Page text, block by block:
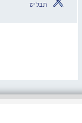
תבליט